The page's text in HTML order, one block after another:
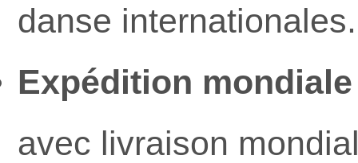
danse internationales.
Expédition
avec livraison